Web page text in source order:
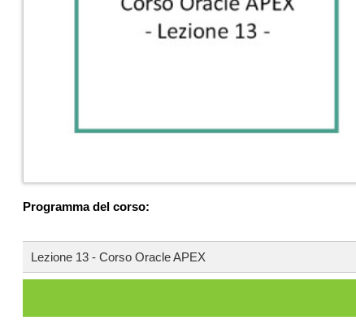
Programma del corso:
Lezione 13 - Corso Oracle APEX